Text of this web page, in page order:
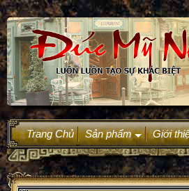
Trang Chủ
+
Sản phẩm Giới